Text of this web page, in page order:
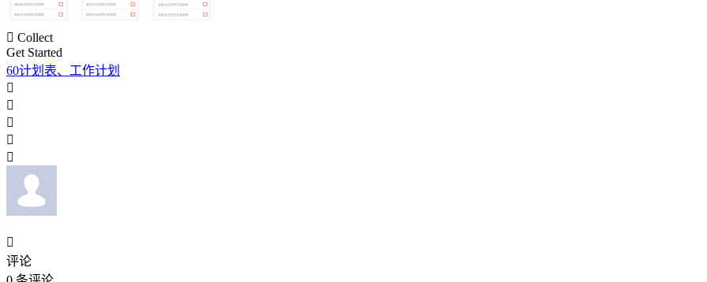
 Collect
Get Started
60计划表、工作计划






评论